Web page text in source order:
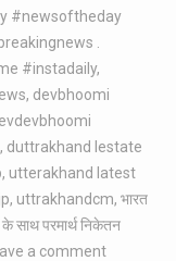
#newsoftheday
.
#instadaily,
, devbhoomi
, duttrakhand lestate
, utterakhand latest
, uttrakhandcm, भारत
के साथ परमार्थ निकेतन
a comment